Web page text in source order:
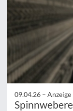
09.04.26 – Anzeige